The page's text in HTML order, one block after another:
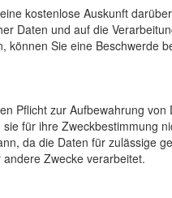
kostenlose Auskunft
Daten und auf die
können Sie eine Beschwerde
Pflicht zur Aufbewahrung
für ihre Zweckbestimmung
da die Daten für zulässige
Zwecke verarbeitet.